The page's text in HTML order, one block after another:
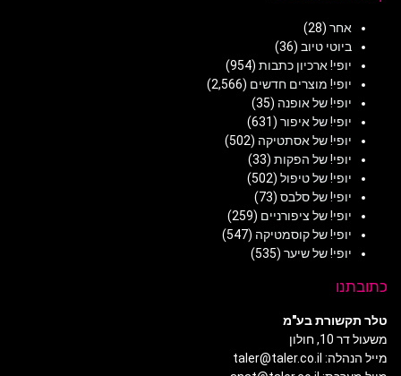
אחר (28)
ביוטי טיוב (36)
יופי! ארכיון כתבות (954)
יופי! מוצרים חדשים (2,566)
יופי! של אופנה (35)
יופי! של איפור (631)
יופי! של אסתטיקה (502)
יופי! של הפקות (33)
יופי! של טיפול (502)
יופי! של סלבס (73)
יופי! של ציפורניים (259)
יופי! של קוסמטיקה (547)
יופי! של שיער (535)
כתובתנו
טלר תקשורת בע"מ
משעול דר 10, חולון
מייל הנהלה: taler@taler.co.il